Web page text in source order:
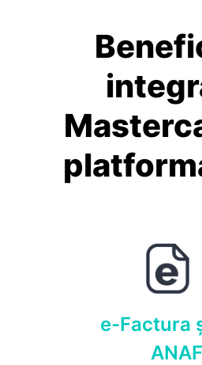
e-Factura
ANAF